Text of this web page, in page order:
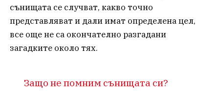
сънищата се случват, какво точно
представляват и дали имат определена цел,
все още не са окончателно разгадани
загадките около тях.
Защо не помним сънищата си?